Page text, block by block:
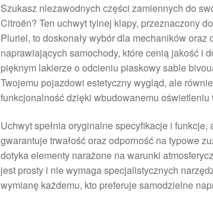
Szukasz niezawodnych części zamiennych do
Citroën? Ten uchwyt tylnej klapy, przeznaczony
Pluriel, to doskonały wybór dla mechaników oraz
naprawiających samochody, które cenią jakość i
pięknym lakierze o odcieniu piaskowy sable
Twojemu pojazdowi estetyczny wygląd, ale
funkcjonalność dzięki wbudowanemu oświetleniu
Uchwyt spełnia oryginalne specyfikacje i funkcje,
gwarantuje trwałość oraz odporność na typowe
dotyka elementy narażone na warunki
jest prosty i nie wymaga specjalistycznych
wymianę każdemu, kto preferuje samodzielne